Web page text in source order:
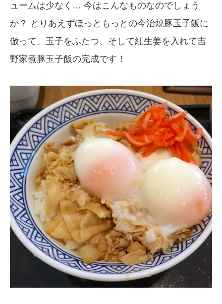
ュームは少なく… 今はこんなものなのでしょう
か？ とりあえずほっともっとの今治焼豚玉子飯に
倣って、玉子をふたつ、そして紅生姜を入れて吉
野家煮豚玉子飯の完成です！